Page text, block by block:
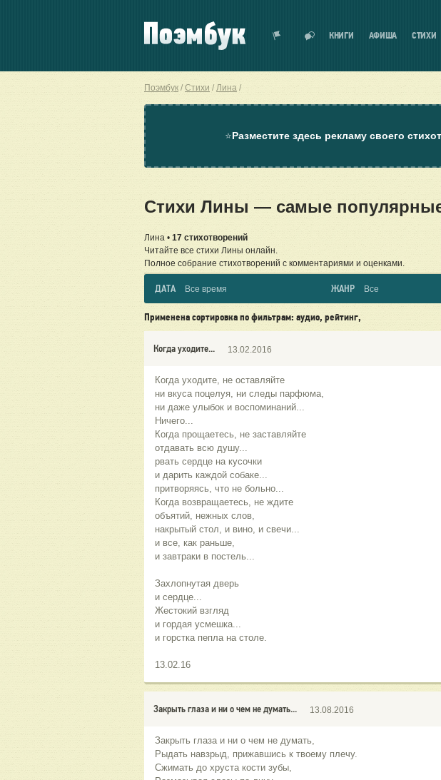
КНИГИ АФИША СТИХИ
Поэмбук Стихи Лина
⭐Разместите здесь рекламу своего
Стихи Лины — самые
Лина • 17 стихотворений
Читайте все стихи Лины онлайн.
Полное собрание стихотворений с комментариями и оценками.
ДАТА Все время ЖАНР Все
Применена сортировка по фильтрам: аудио, рейтинг,
Когда уходите... 13.02.2016
Когда уходите, не оставляйте
ни вкуса поцелуя, ни следы парфюма,
ни даже улыбок и воспоминаний...
Ничего...
Когда прощаетесь, не заставляйте
отдавать всю душу...
рвать сердце на кусочки
и дарить каждой собаке...
притворяясь, что не больно...
Когда возвращаетесь, не ждите
объятий, нежных слов,
накрытый стол, и вино, и свечи...
и все, как раньше,
и завтраки в постель...
Захлопнутая дверь
и сердце...
Жестокий взгляд
и гордая усмешка...
и горстка пепла на столе.
13.02.16
Закрыть глаза и ни о чем не думать... 13.08.2016
Закрыть глаза и ни о чем не думать,
Рыдать навзрыд, прижавшись к твоему плечу.
Сжимать до хруста кости зубы,